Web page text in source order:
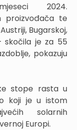
2024.
proizvođača te
Bugarskoj,
skočila je za 55
pokazuju
stope rasta u
koji je u istom
solarnih
Europi.